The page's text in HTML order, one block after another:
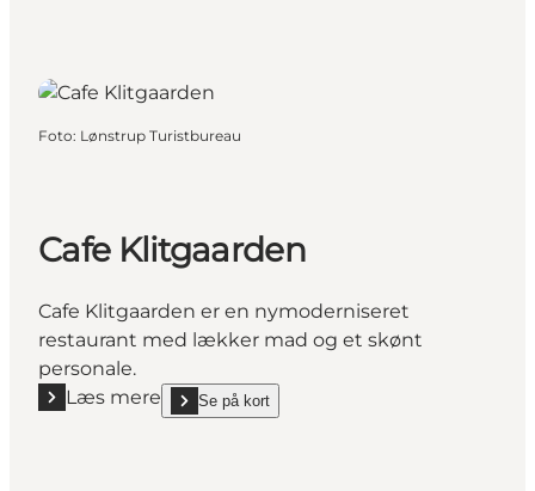
Foto: Lønstrup Turistbureau
Cafe Klitgaarden
Cafe Klitgaarden er en nymoderniseret
restaurant med lækker mad og et skønt
personale.
Læs mere
Læs mere "Cafe Klitgaarden"
Se på kort
show Cafe Klitgaarden on_map